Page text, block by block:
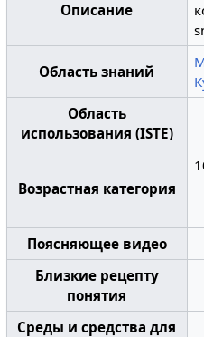
Описание
Область знаний
Область
использования (ISTE)
Возрастная категория
Поясняющее видео
Близкие рецепту
понятия
Среды и средства для